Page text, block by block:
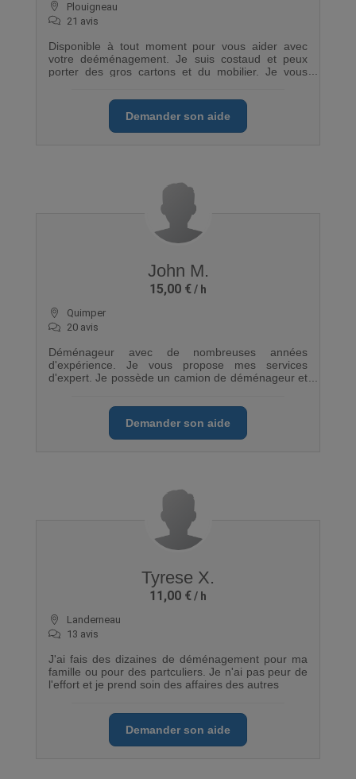
Plouigneau
21 avis
Disponible à tout moment pour vous aider avec
votre deéménagement. Je suis costaud et peux
porter des gros cartons et du mobilier. Je vous
Demander son aide
John M.
15,00 €
Quimper
20 avis
Déménageur avec de nombreuses années
d'expérience. Je vous propose mes services
d'expert. Je possède un camion de déménageur et
déménagement se déroule aux petits oignons
Demander son aide
Tyrese X.
11,00 €
Landerneau
13 avis
J'ai fais des dizaines de déménagement pour ma
famille ou pour des partculiers. Je n'ai pas peur de
l'effort et je prend soin des affaires des autres
Demander son aide